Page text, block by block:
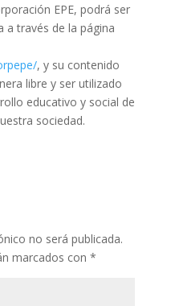
EPE, podrá ser
a través de la página
, y su contenido
libre y ser utilizado
educativo y social de
sociedad.
no será publicada.
marcados con *